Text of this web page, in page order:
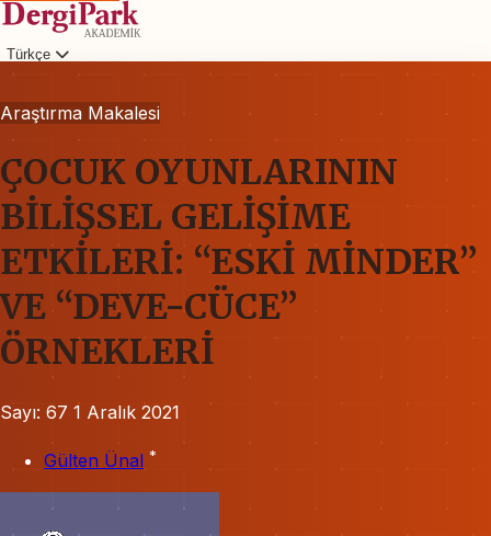
Türkçe
Araştırma Makalesi
ÇOCUK OYUNLARININ
BİLİŞSEL GELİŞİME
ETKİLERİ: “ESKİ MİNDER”
VE “DEVE-CÜCE”
ÖRNEKLERİ
Sayı: 67 1 Aralık 2021
Gülten Ünal *